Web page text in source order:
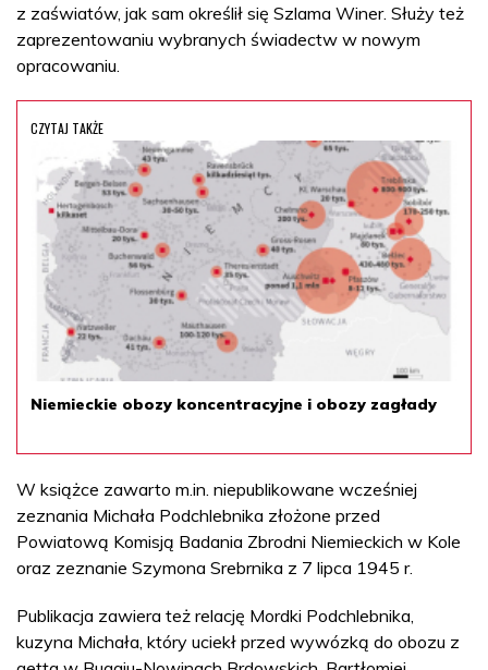
z zaświatów, jak sam określił się Szlama Winer. Służy też
zaprezentowaniu wybranych świadectw w nowym
opracowaniu.
CZYTAJ TAKŻE
Niemieckie obozy koncentracyjne i obozy zagłady
W książce zawarto m.in. niepublikowane wcześniej
zeznania Michała Podchlebnika złożone przed
Powiatową Komisją Badania Zbrodni Niemieckich w Kole
oraz zeznanie Szymona Srebrnika z 7 lipca 1945 r.
Publikacja zawiera też relację Mordki Podchlebnika,
kuzyna Michała, który uciekł przed wywózką do obozu z